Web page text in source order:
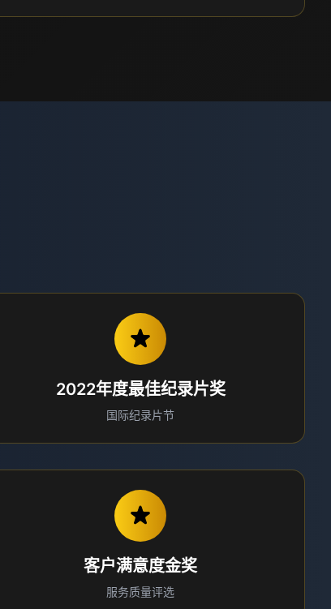
2022年度最佳纪录片奖
国际纪录片节
客户满意度金奖
服务质量评选